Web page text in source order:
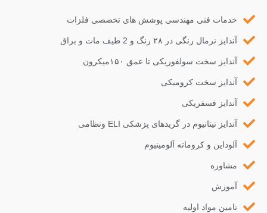
خدمات فنی مهندسی پوشش های تخصصی فلزات
آندایز نرمال رنگی در ۲۸ رنگ و 2 طیف مات و براق
آندایز سخت سولفوریکی تا عمق ۱۵۰میکرون
آندایز سخت کرومیکی
آندایز فسفریکی
آندایز تیتانیوم در گریدهای پزشکی ELI ونظامی
آلوداین و کروماته آلومینیوم
مشاوره
آموزش
تامین مواد اولیه